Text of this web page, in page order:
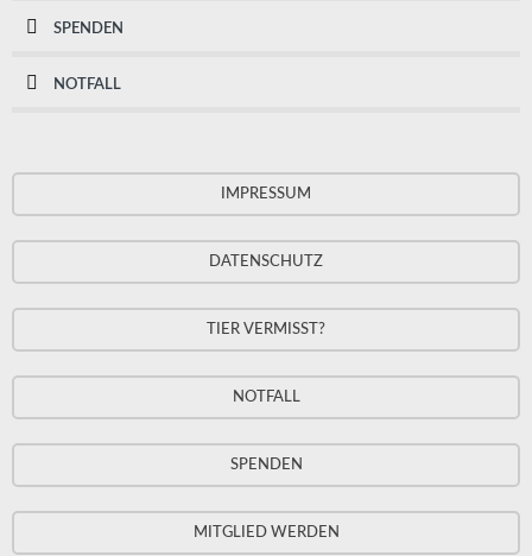
SPENDEN
NOTFALL
IMPRESSUM
DATENSCHUTZ
TIER VERMISST?
NOTFALL
SPENDEN
MITGLIED WERDEN